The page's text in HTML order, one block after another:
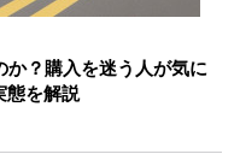
？購入を迷う人が気に
態を解説